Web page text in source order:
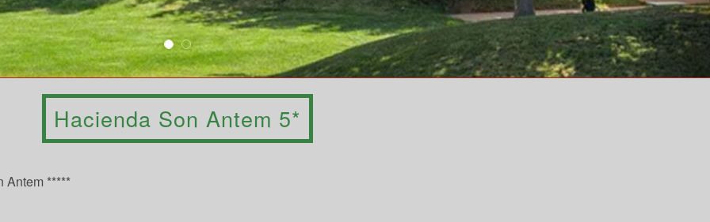
Hacienda Son Antem 5*
Antem *****